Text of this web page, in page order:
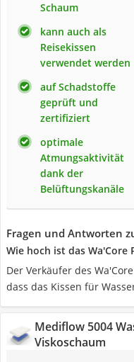
Schaum
kann auch als
Reisekissen
verwendet werden
auf Schadstoffe
geprüft und
zertifiziert
optimale
Atmungsaktivität
dank der
Belüftungskanäle
Fragen und Antworten
Wie hoch ist das Wa'Core
Der Verkäufer des
dass das Kissen für
Mediflow 5004
Viskoschaum